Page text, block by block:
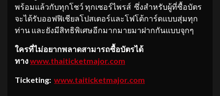
พร้อมแล้วกับทุกโชว์ ทุกเซอร์ไพรส์ ซึ่งสำหรับผู้ที่ซื้อบัตร
จะได้รับออฟฟิเชียลโปสเตอร์และโฟโต้การ์ดแบบสุ่มทุก
ท่าน และยังมีสิทธิพิเศษอีกมากมายมาฝากกันแบบจุกๆ
ใครที่ไม่อยากพลาดสามารถซื้อบัตรได้
ทางwww.thaiticketmajor.com
Ticketing: www.taiticketmajor.com